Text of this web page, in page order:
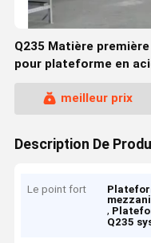
Q235 Matière
pour plateforme en
meilleur prix
Description De
Le point fort
,
Q235